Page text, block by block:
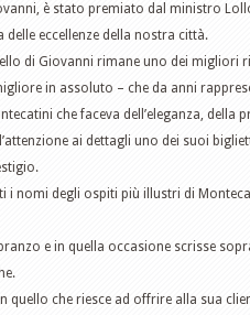
è stato premiato dal ministro
delle eccellenze della nostra città.
di Giovanni rimane uno dei migliori
in assoluto – che da anni
che faceva dell’eleganza, della
ai dettagli uno dei suoi
i nomi degli ospiti più illustri di
e in quella occasione scrisse
che riesce ad offrire alla sua